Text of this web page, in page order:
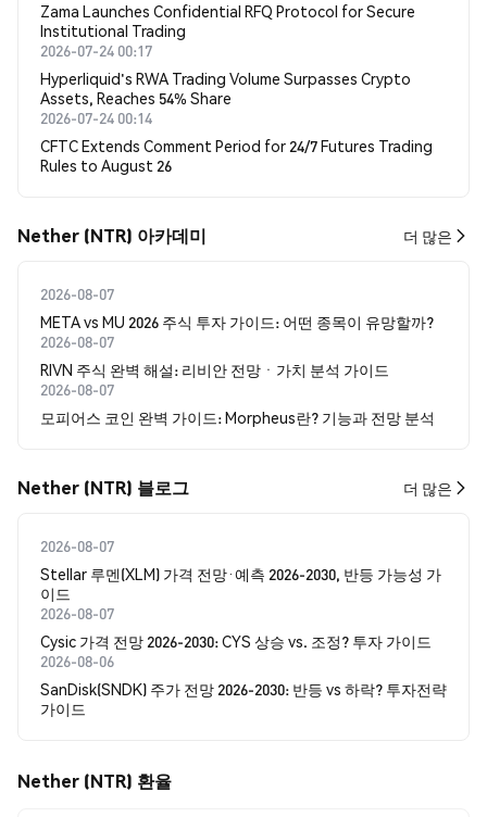
Zama Launches Confidential RFQ Protocol for Secure
Institutional Trading
2026-07-24 00:17
Hyperliquid's RWA Trading Volume Surpasses Crypto
Assets, Reaches 54% Share
2026-07-24 00:14
CFTC Extends Comment Period for 24/7 Futures Trading
Rules to August 26
Nether (NTR) 아카데미 더 많은
2026-08-07
META vs MU 2026 주식 투자 가이드: 어떤 종목이 유망할까?
2026-08-07
RIVN 주식 완벽 해설: 리비안 전망ㆍ가치 분석 가이드
2026-08-07
모피어스 코인 완벽 가이드: Morpheus란? 기능과 전망 분석
Nether (NTR) 블로그 더 많은
2026-08-07
Stellar 루멘(XLM) 가격 전망·예측 2026-2030, 반등 가능성 가
이드
2026-08-07
Cysic 가격 전망 2026-2030: CYS 상승 vs. 조정? 투자 가이드
2026-08-06
SanDisk(SNDK) 주가 전망 2026-2030: 반등 vs 하락? 투자전략
가이드
Nether (NTR) 환율